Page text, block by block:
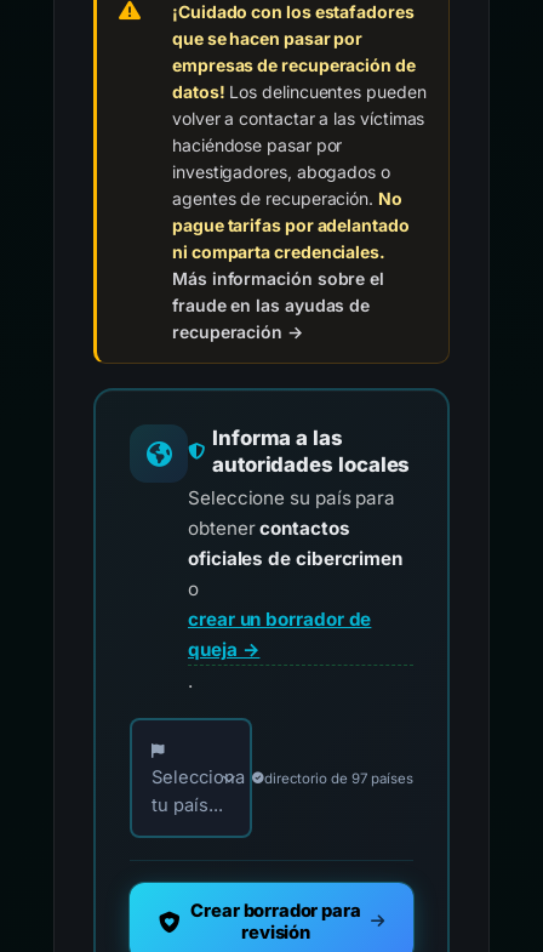
¡Cuidado con los estafadores
que se hacen pasar por
empresas de recuperación de
datos! Los delincuentes pueden
volver a contactar a las víctimas
haciéndose pasar por
investigadores, abogados o
agentes de recuperación. No
pague tarifas por adelantado
ni comparta credenciales.
Más información sobre el
fraude en las ayudas de
recuperación →
Informa a las
autoridades locales
Seleccione su país para
obtenercontactos
oficiales de cibercrimen
o
crear un borrador de
queja →
.
Elija su país para los contactos oficiales de
Selecciona
tu país...
directorio de 97 países
Crear borrador para
revisión